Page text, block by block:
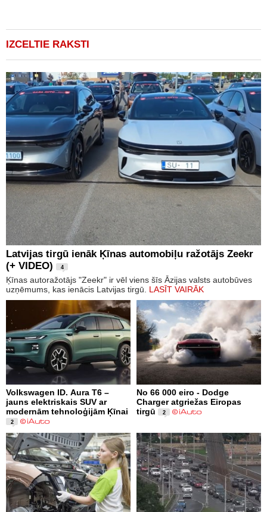
IZCELTIE RAKSTI
Latvijas tirgū ienāk Ķīnas automobiļu ražotājs Zeekr
(+ VIDEO)
4
Ķīnas autoražotājs "Zeekr" ir vēl viens šīs Āzijas valsts autobūves
uzņēmums, kas ienācis Latvijas tirgū. LASĪT VAIRĀK
Volkswagen ID. Aura T6 –
jauns elektriskais SUV ar
modernām tehnoloģijām Ķīnai
2
No 66 000 eiro - Dodge
Charger atgriežas Eiropas
tirgū
2